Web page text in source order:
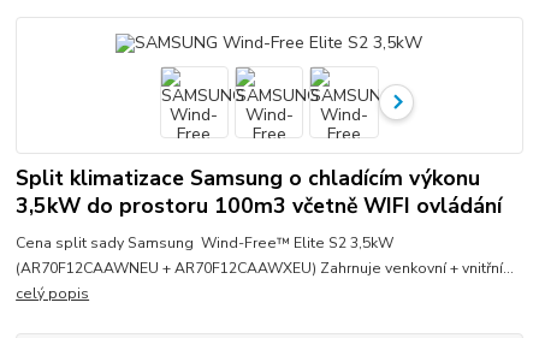
Split klimatizace Samsung o chladícím výkonu
3,5kW do prostoru 100m3 včetně WIFI ovládání
Cena split sady Samsung Wind-Free™ Elite S2 3,5kW
(AR70F12CAAWNEU + AR70F12CAAWXEU) Zahrnuje venkovní + vnitřní...
celý popis